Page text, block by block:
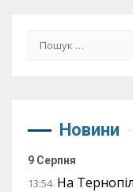
Пошук:
Новини
9 Серпня
13:54 На